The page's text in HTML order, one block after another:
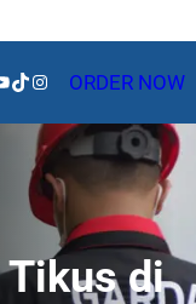
TikTokInstagram
ORDER NOW
di